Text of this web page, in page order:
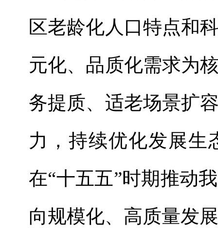
区老龄化人口特点和
元化、品质化需求为
务提质、适老场景扩
力，持续优化发展生
在“十五五”时期推动
向规模化、高质量发